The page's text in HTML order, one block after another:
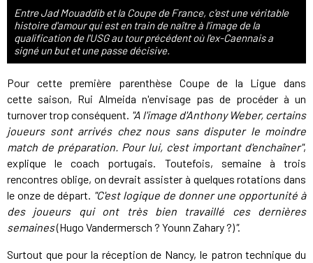
Entre Jad Mouaddib et la Coupe de France, c'est une véritable
histoire d'amour qui est en train de naître à l'image de la
qualification de l'USG au tour précédent où l'ex-Caennais a
signé un but et une passe décisive.
Pour cette première parenthèse Coupe de la Ligue dans
cette saison, Rui Almeida n'envisage pas de procéder à un
turnover trop conséquent. "A l'image d'Anthony Weber, certains
joueurs sont arrivés chez nous sans disputer le moindre
match de préparation. Pour lui, c'est important d'enchaîner",
explique le coach portugais. Toutefois, semaine à trois
rencontres oblige, on devrait assister à quelques rotations dans
le onze de départ. "C'est logique de donner une opportunité à
des joueurs qui ont très bien travaillé ces dernières
semaines(Hugo Vandermersch ? Younn Zahary ?)".
Surtout que pour la réception de Nancy, le patron technique du